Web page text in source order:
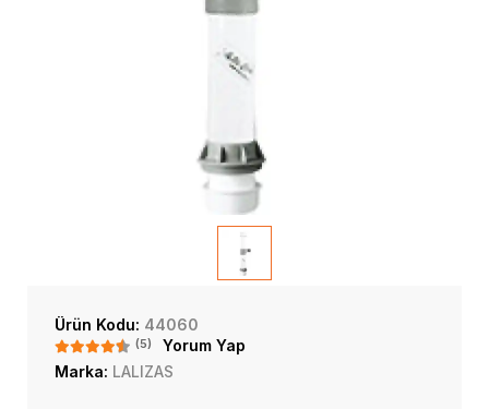
Ürün Kodu: 44060
(5)
Yorum Yap
Marka: LALIZAS